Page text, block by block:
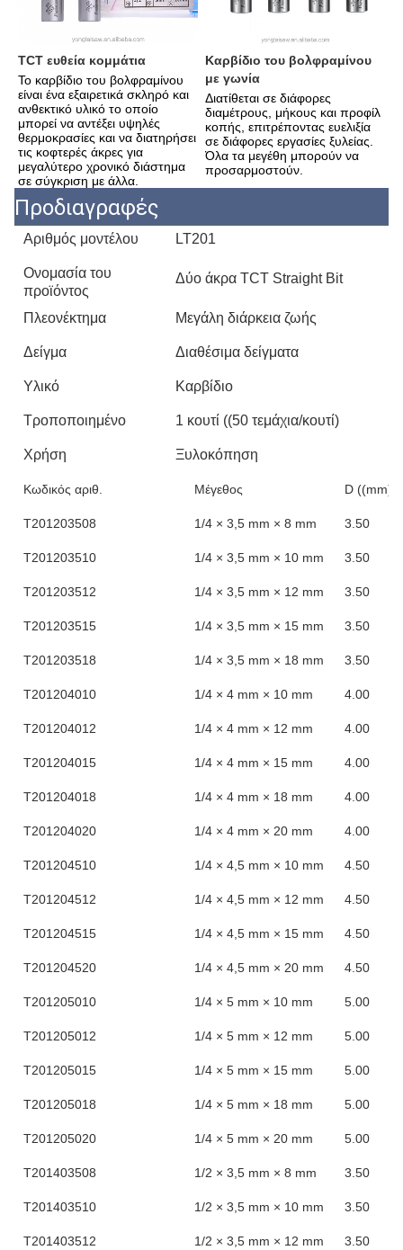
ΤCT ευθεία κομμάτια
Το καρβίδιο του βολφραμίνου
είναι ένα εξαιρετικά σκληρό και
ανθεκτικό υλικό το οποίο
μπορεί να αντέξει υψηλές
θερμοκρασίες και να διατηρήσει
τις κοφτερές άκρες για
μεγαλύτερο χρονικό διάστημα
σε σύγκριση με άλλα.
Καρβίδιο του βολφραμίνου
με γωνία
Διατίθεται σε διάφορες
διαμέτρους, μήκους και προφίλ
κοπής, επιτρέποντας ευελιξία
σε διάφορες εργασίες ξυλείας.
Όλα τα μεγέθη μπορούν να
προσαρμοστούν.
Προδιαγραφές
Αριθμός μοντέλου LT201
Ονομασία του
προϊόντος
Δύο άκρα TCT Straight Bit
Πλεονέκτημα Μεγάλη διάρκεια ζωής
Δείγμα Διαθέσιμα δείγματα
Υλικό Καρβίδιο
Τροποποιημένο 1 κουτί ((50 τεμάχια/κουτί)
Χρήση Ξυλοκόπηση
Κωδικός αριθ. Μέγεθος D ((mm)
Τ201203508 1/4 × 3,5 mm × 8 mm 3.50
Τ201203510 1/4 × 3,5 mm × 10 mm 3.50
Τ201203512 1/4 × 3,5 mm × 12 mm 3.50
Τ201203515 1/4 × 3,5 mm × 15 mm 3.50
Τ201203518 1/4 × 3,5 mm × 18 mm 3.50
Τ201204010 1/4 × 4 mm × 10 mm 4.00
Τ201204012 1/4 × 4 mm × 12 mm 4.00
Τ201204015 1/4 × 4 mm × 15 mm 4.00
Τ201204018 1/4 × 4 mm × 18 mm 4.00
Τ201204020 1/4 × 4 mm × 20 mm 4.00
Τ201204510 1/4 × 4,5 mm × 10 mm 4.50
Τ201204512 1/4 × 4,5 mm × 12 mm 4.50
Τ201204515 1/4 × 4,5 mm × 15 mm 4.50
T201204520 1/4 × 4,5 mm × 20 mm 4.50
Τ201205010 1/4 × 5 mm × 10 mm 5.00
Τ201205012 1/4 × 5 mm × 12 mm 5.00
Τ201205015 1/4 × 5 mm × 15 mm 5.00
Τ201205018 1/4 × 5 mm × 18 mm 5.00
Τ201205020 1/4 × 5 mm × 20 mm 5.00
Τ201403508 1/2 × 3,5 mm × 8 mm 3.50
Τ201403510 1/2 × 3,5 mm × 10 mm 3.50
Τ201403512 1/2 × 3,5 mm × 12 mm 3.50